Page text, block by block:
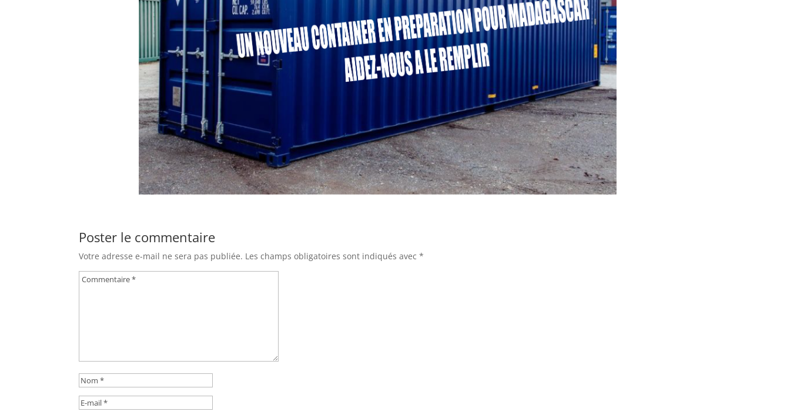
Poster le commentaire
Votre adresse e-mail ne sera pas publiée. Les champs obligatoires sont indiqués avec*